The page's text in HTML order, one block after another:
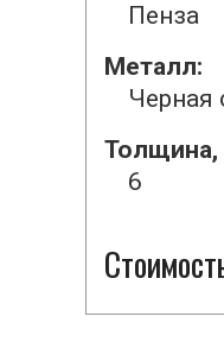
Пенза
Металл:
Черная
6